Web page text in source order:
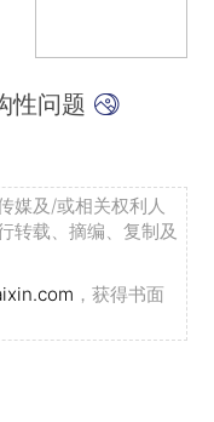
性问题
媒及/或相关权利人
转载、摘编、复制及
，获得书面